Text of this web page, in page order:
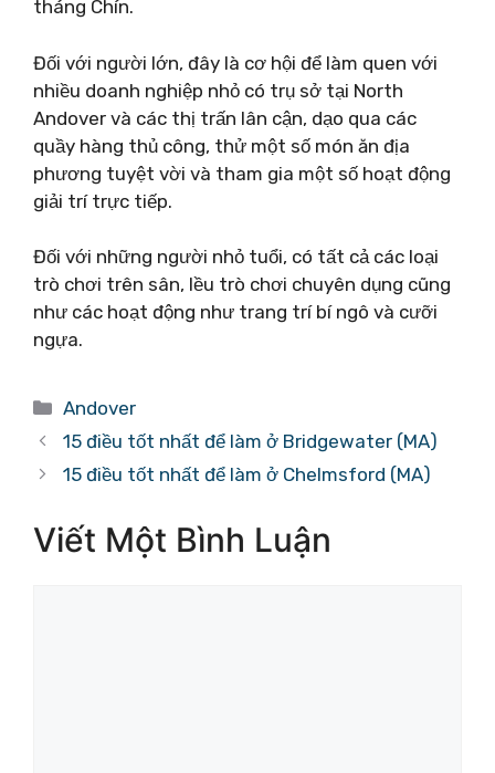
tháng Chín.
Đối với người lớn, đây là cơ hội để làm quen với
nhiều doanh nghiệp nhỏ có trụ sở tại North
Andover và các thị trấn lân cận, dạo qua các
quầy hàng thủ công, thử một số món ăn địa
phương tuyệt vời và tham gia một số hoạt động
giải trí trực tiếp.
Đối với những người nhỏ tuổi, có tất cả các loại
trò chơi trên sân, lều trò chơi chuyên dụng cũng
như các hoạt động như trang trí bí ngô và cưỡi
ngựa.
Danh
mục
Andover
15 điều tốt nhất để làm ở Bridgewater (MA)
15 điều tốt nhất để làm ở Chelmsford (MA)
Viết Một Bình Luận